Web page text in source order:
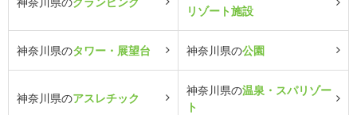
リゾート施設
神奈川県のタワー・展望台 神奈川県の公園
神奈川県のアスレチック
神奈川県の温泉・スパリゾー
ト